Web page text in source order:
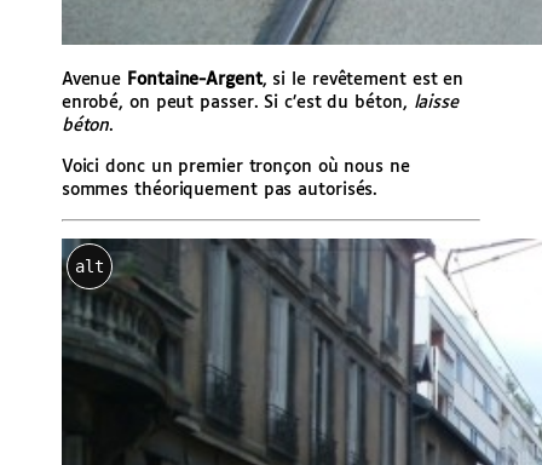
Avenue Fontaine-Argent, si le revêtement est en
enrobé, on peut passer. Si c’est du béton, laisse
béton.
Voici donc un premier tronçon où nous ne
sommes théoriquement pas autorisés.
alt